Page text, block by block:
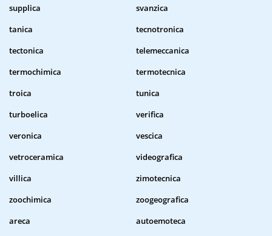
supplica
svanzica
tanica
tecnotronica
tectonica
telemeccanica
termochimica
termotecnica
troica
tunica
turboelica
verifica
veronica
vescica
vetroceramica
videografica
villica
zimotecnica
zoochimica
zoogeografica
areca
autoemoteca